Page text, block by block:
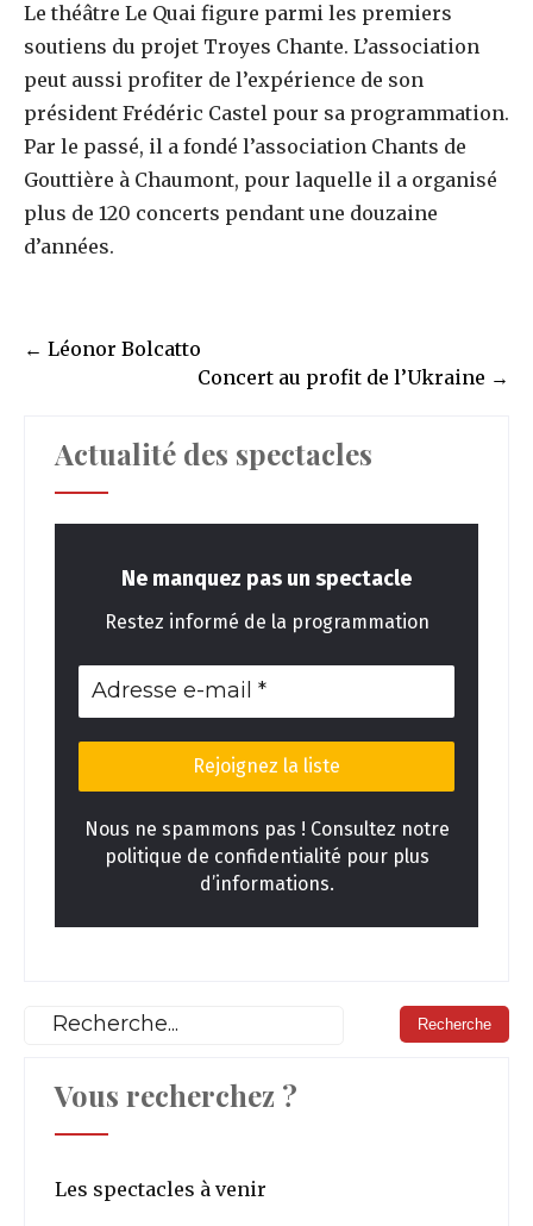
Le théâtre Le Quai figure parmi les premiers
soutiens du projet Troyes Chante. L’association
peut aussi profiter de l’expérience de son
président Frédéric Castel pour sa programmation.
Par le passé, il a fondé l’association Chants de
Gouttière à Chaumont, pour laquelle il a organisé
plus de 120 concerts pendant une douzaine
d’années.
Post
← Léonor Bolcatto
Concert au profit de l’Ukraine →
Actualité des spectacles
Ne manquez pas un spectacle
Restez informé de la programmation
Nous ne spammons pas ! Consultez notre
politique de confidentialité pour plus
d’informations.
Vous recherchez ?
Les spectacles à venir